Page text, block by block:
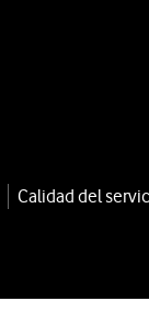
Calidad del